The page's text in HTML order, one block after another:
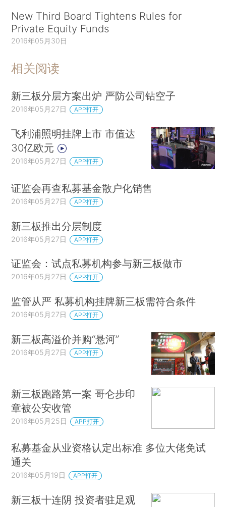
New Third Board Tightens Rules for
Private Equity Funds
2016年05月30日
相关阅读
新三板分层方案出炉 严防公司钻空子
2016年05月27日 APP打开
飞利浦照明挂牌上市 市值达
30亿欧元
2016年05月27日 APP打开
证监会再查私募基金散户化销售
2016年05月27日 APP打开
新三板推出分层制度
2016年05月27日 APP打开
证监会：试点私募机构参与新三板做市
2016年05月27日 APP打开
监管从严 私募机构挂牌新三板需符合条件
2016年05月27日 APP打开
新三板高溢价并购“悬河”
2016年05月27日 APP打开
新三板跑路第一案 哥仑步印
章被公安收管
2016年05月25日 APP打开
私募基金从业资格认定出标准 多位大佬免试
通关
2016年05月19日 APP打开
新三板十连阴 投资者驻足观